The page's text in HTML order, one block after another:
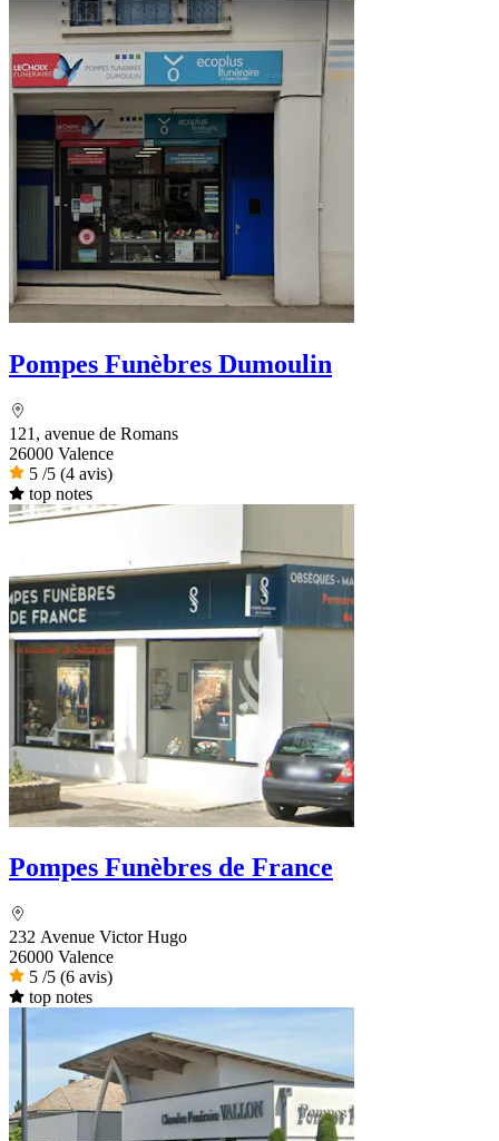
Pompes Funèbres Dumoulin
121, avenue de Romans
26000 Valence
5 /5 (4 avis)
top notes
Pompes Funèbres de France
232 Avenue Victor Hugo
26000 Valence
5 /5 (6 avis)
top notes